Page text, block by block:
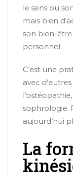
le sens ou
mais bien
son bien-
personnel.
C’est une
avec
sophrologie.
aujourd’hui
La